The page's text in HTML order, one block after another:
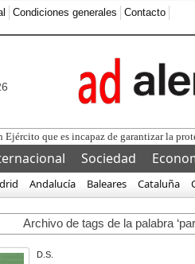
Condiciones generales Contacto
Ejército que es incapaz de garantizar la
Sociedad
Andalucía Baleares Cataluña
Archivo de tags de la palabra
D.S.